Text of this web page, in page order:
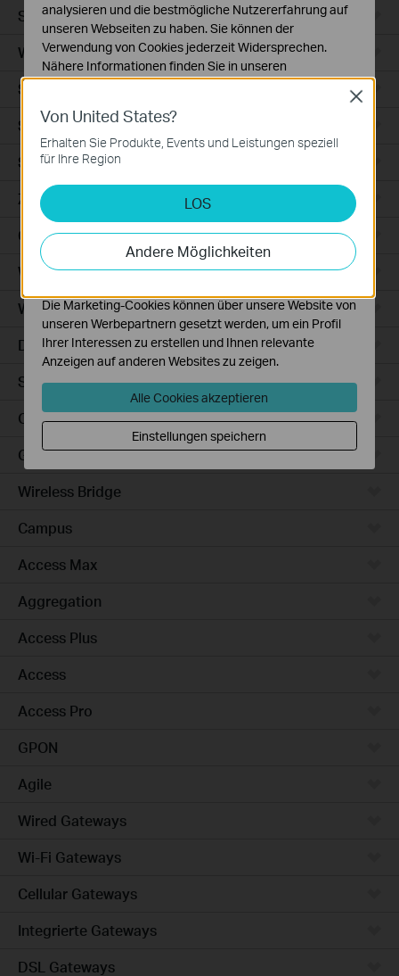
Smart Sensors
WLAN-Repeater+
Smartes Thermostat
Smart Hub
Saugroboter
Zubehör für Saugroboter
Ceiling Mount
WiFi
Wall Plate
Desktop
Switches
Outdoor
Gateways
Wireless Bridge
Campus
Access Max
Aggregation
Access Plus
Access
Access Pro
GPON
Agile
Wired Gateways
Wi-Fi Gateways
Cellular Gateways
Integrierte Gateways
DSL Gateways
Von United States?
Erhalten Sie Produkte, Events und Leistungen speziell
für Ihre Region
LOS
Andere Möglichkeiten
Close
analysieren und die bestmögliche Nutzererfahrung auf
unseren Webseiten zu haben. Sie können der
Verwendung von Cookies jederzeit Widersprechen.
Nähere Informationen finden Sie in unseren
Datenschutzhinweisen.
Notwendige Cookies
Diese Cookies sind zur Funktion der Website
erforderlich und können in Ihren Systemen nicht
Analyse- und Marketing-Cookies
Analyse-Cookies ermöglichen es uns, Ihre Aktivitäten
auf unserer Website zu analysieren, um die
Funktionsweise unserer Website zu verbessern und
Die Marketing-Cookies können über unsere Website von
unseren Werbepartnern gesetzt werden, um ein Profil
Ihrer Interessen zu erstellen und Ihnen relevante
Anzeigen auf anderen Websites zu zeigen.
Alle Cookies akzeptieren
Einstellungen speichern